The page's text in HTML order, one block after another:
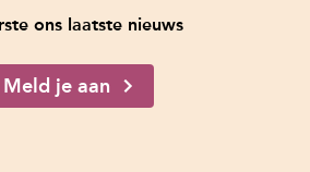
ons laatste nieuws
Meld je aan